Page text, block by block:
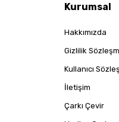
Kurumsal
Hakkımızda
Gizlilik
Kullanıcı
İletişim
Çarkı Çevir